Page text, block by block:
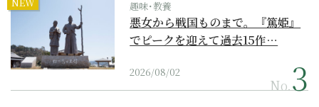
NEW 趣味･教養
悪女から戦国ものまで。『篤姫』
でピークを迎えて過去15作…
2026/08/02
No.